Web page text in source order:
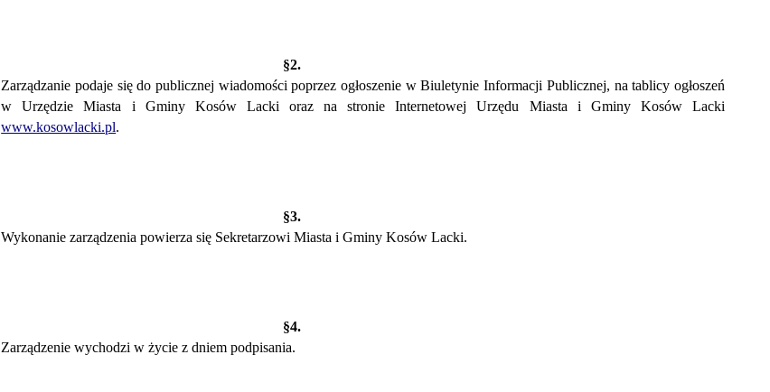
§2.
Zarządzanie podaje się do publicznej wiadomości poprzez ogłoszenie w Biuletynie Informacji Publicznej, na tablicy ogłoszeń
w Urzędzie Miasta i Gminy Kosów Lacki oraz na stronie Internetowej Urzędu Miasta i Gminy Kosów Lacki
www.kosowlacki.pl.
§3.
Wykonanie zarządzenia powierza się Sekretarzowi Miasta i Gminy Kosów Lacki.
§4.
Zarządzenie wychodzi w życie z dniem podpisania.